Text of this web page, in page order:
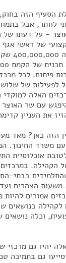
הסעיף הזה
לוותר, אבל
- על דעתו
של ראשי אגף
באוצר -
פיתוח. לכל
של 4,000,000 שקל לפעילות
האלה
עם שר האוצר
את העניין
הזה כאן? מאד
משרד החינוך.
אוכלוסיית
הקהילה.
בבתי-
משעות הצהרים
אמורים להיות
לקהילה בנושאים
וכלה נושאים
יהיו גם מרכזי
גם בתמיכה